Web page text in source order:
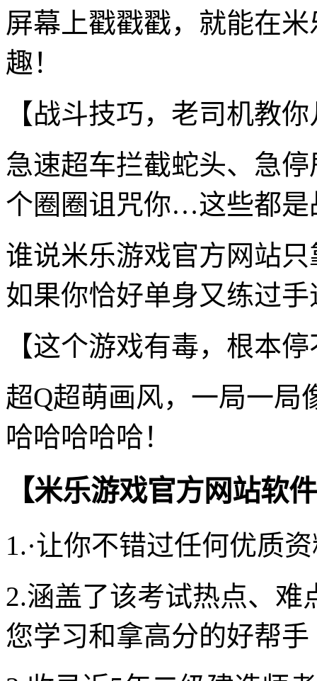
屏幕上戳戳戳，就能在
趣！
【战斗技巧，老司机教
急速超车拦截蛇头、急
个圈圈诅咒你…这些都是
谁说米乐游戏官方网站
如果你恰好单身又练过
【这个游戏有毒，根本
超Q超萌画风，一局一局
哈哈哈哈哈！
【米乐游戏官方网站软
1.·让你不错过任何优质
2.涵盖了该考试热点、难
您学习和拿高分的好帮手